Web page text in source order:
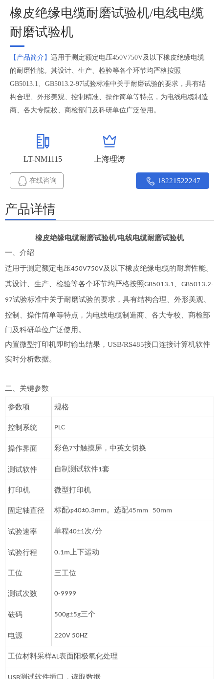
橡皮绝缘电缆耐磨试验机/电线电缆
耐磨试验机
【产品简介】 适用于测定额定电压450V750V及以下橡皮绝缘电缆
的耐磨性能。其设计、生产、检验等各个环节均严格按照
GB5013.1、GB5013.2-97试验标准中关于耐磨试验的要求，具有结
构合理、外形美观、控制精准、操作简单等特点，为电线电缆制造
商、各大专院校、商检部门及科研单位广泛使用。
LT-NM1115 上海理涛
在线咨询 18221522247
产品详情
橡皮绝缘电缆耐磨试验机/电线电缆耐磨试验机
一、 介绍
适用于测定额定电压450V750V及以下橡皮绝缘电缆的耐磨性能。
其设计、生产、检验等各个环节均严格按照GB5013.1 GB5013.2-
97试验标准中关于耐磨试验的要求，具有结构合理、外形美观、
控制、操作简单等特点，为电线电缆制造商、各大专校、商检部
门及科研单位广泛使用。
内置微型打印机即时输出结果， USB/RS485接口连接计算机软件
实时分析数据。
二、关键参数
参数项 规格
控制系统 PLC
操作界面 彩色7寸触摸屏，中英文切换
测试软件 自制测试软件1套
打印机 微型打印机
固定轴直径 标配φ40±0.3mm 。 选配45mm 50mm
试验速率 单程40±1次/分
试验行程 0.1m 上下运动
工位 三工位
测试次数 0-9999
砝码 500g±5g三个
电源 220V 50HZ
工位材料采样AL表面阳极氧化处理
测试软件插口，读取数据